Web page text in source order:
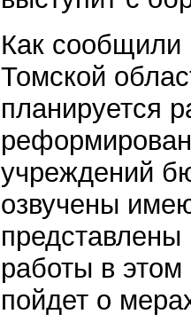
Как
Томской
планируется
учреждений
озвучены
работы в
пойдет о